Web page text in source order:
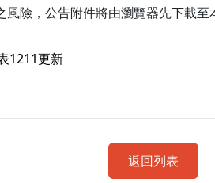
險，公告附件將由瀏覽器先下載
1211更新
返回列表